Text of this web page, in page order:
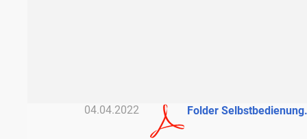
04.04.2022 Folder